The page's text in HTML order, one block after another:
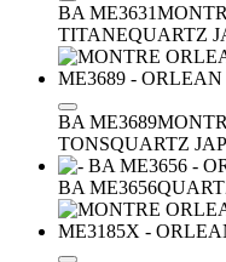
BA ME3631
TITANEQUARTZ
BA ME3689
TONSQUARTZ
BA ME3656